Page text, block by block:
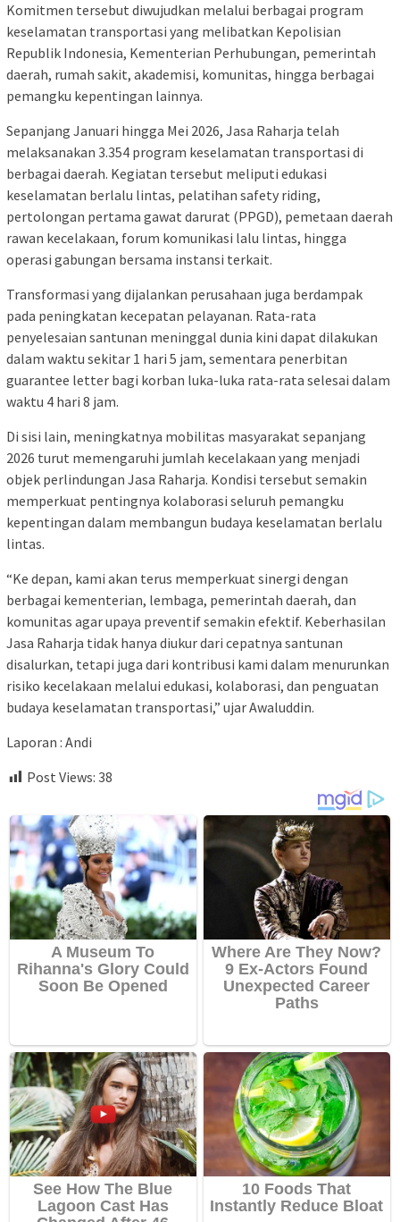
Komitmen tersebut diwujudkan melalui berbagai program
keselamatan transportasi yang melibatkan Kepolisian
Republik Indonesia, Kementerian Perhubungan, pemerintah
daerah, rumah sakit, akademisi, komunitas, hingga berbagai
pemangku kepentingan lainnya.
Sepanjang Januari hingga Mei 2026, Jasa Raharja telah
melaksanakan 3.354 program keselamatan transportasi di
berbagai daerah. Kegiatan tersebut meliputi edukasi
keselamatan berlalu lintas, pelatihan safety riding,
pertolongan pertama gawat darurat (PPGD), pemetaan daerah
rawan kecelakaan, forum komunikasi lalu lintas, hingga
operasi gabungan bersama instansi terkait.
Transformasi yang dijalankan perusahaan juga berdampak
pada peningkatan kecepatan pelayanan. Rata-rata
penyelesaian santunan meninggal dunia kini dapat dilakukan
dalam waktu sekitar 1 hari 5 jam, sementara penerbitan
guarantee letter bagi korban luka-luka rata-rata selesai dalam
waktu 4 hari 8 jam.
Di sisi lain, meningkatnya mobilitas masyarakat sepanjang
2026 turut memengaruhi jumlah kecelakaan yang menjadi
objek perlindungan Jasa Raharja. Kondisi tersebut semakin
memperkuat pentingnya kolaborasi seluruh pemangku
kepentingan dalam membangun budaya keselamatan berlalu
lintas.
“Ke depan, kami akan terus memperkuat sinergi dengan
berbagai kementerian, lembaga, pemerintah daerah, dan
komunitas agar upaya preventif semakin efektif. Keberhasilan
Jasa Raharja tidak hanya diukur dari cepatnya santunan
disalurkan, tetapi juga dari kontribusi kami dalam menurunkan
risiko kecelakaan melalui edukasi, kolaborasi, dan penguatan
budaya keselamatan transportasi,” ujar Awaluddin.
Laporan : Andi
Post Views: 38